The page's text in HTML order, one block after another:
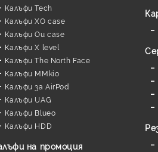
Калъфи Tech
Калъфи XO case
Калъфи Ou case
Калъфи X level
Калъфи The North Face
Калъфи MMkio
Калъфи за AirPod
Калъфи UAG
Калъфи Blueo
Калъфи HDD
на промоция